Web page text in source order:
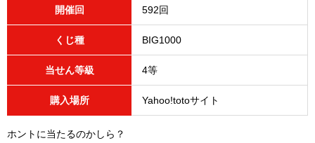
開催回 592回
くじ種 BIG1000
当せん等級 4等
購入場所 Yahoo!totoサイト
ホントに当たるのかしら？